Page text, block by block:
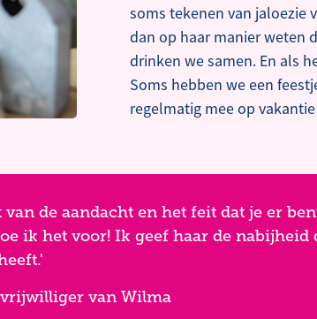
soms tekenen van jaloezie
dan op haar manier weten
drinken we samen. En als
Soms hebben we een
regelmatig mee op
van de aandacht en het feit dat je er
ik het voor! Ik geef haar de nabijheid
van Wilma